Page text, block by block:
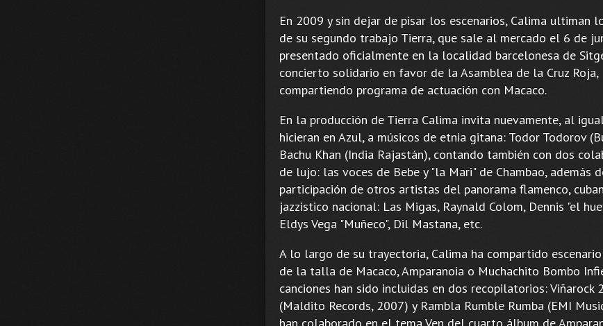
En 2009 y sin dejar de pisar los escenarios, Calima ultiman
de su segundo trabajo Tierra, que sale al mercado el 6 de
presentado oficialmente en la localidad barcelonesa de
concierto solidario en favor de la Asamblea de la Cruz Roja,
compartiendo programa de actuación con Macaco.
En la producción de Tierra Calima invita nuevamente, al
hicieran en Azul, a músicos de etnia gitana: Todor Todorov
Bachu Khan (India Rajastán), contando también con dos
de lujo: las voces de Bebe y "la Mari" de Chambao, además
participación de otros artistas del panorama flamenco,
jazzistico nacional: Las Migas, Raynald Colom, Dennis "el
Eldys Vega "Muñeco", Dil Mastana, etc.
A lo largo de su trayectoria, Calima ha compartido
de la talla de Macaco, Amparanoia o Muchachito Bombo
canciones han sido incluidas en dos recopilatorios: Viñarock
(Maldito Records, 2007) y Rambla Rumble Rumba (EMI